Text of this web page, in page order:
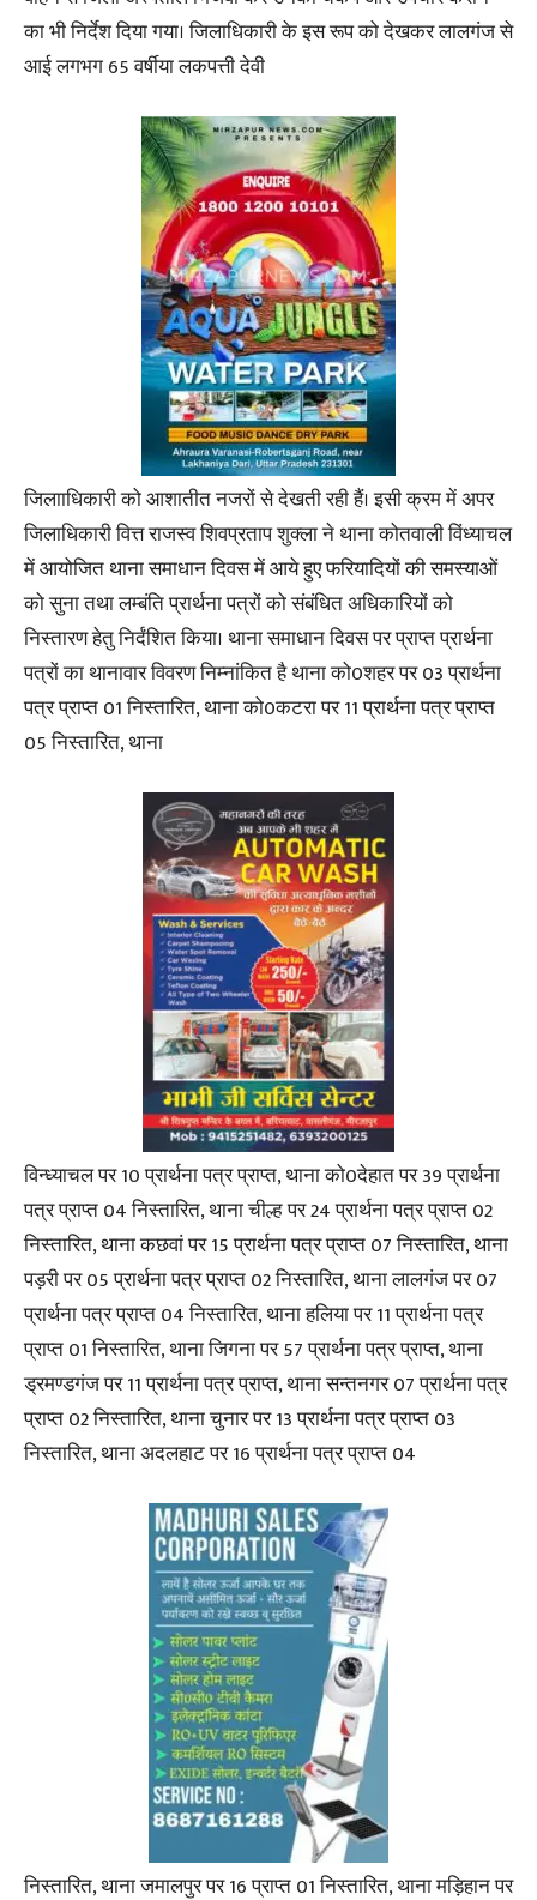
का भी निर्देश दिया गया। जिलाधिकारी के इस रूप को देखकर लालगंज से
आई लगभग 65 वर्षीया लकपत्ती देवी
जिलााधिकारी को आशातीत नजरों से देखती रही हैं। इसी क्रम में अपर
जिलाधिकारी वित्त राजस्व शिवप्रताप शुक्ला ने थाना कोतवाली विंध्याचल
में आयोजित थाना समाधान दिवस में आये हुए फरियादियों की समस्याओं
को सुना तथा लम्बंति प्रार्थना पत्रों को संबंधित अधिकारियों को
निस्तारण हेतु निर्दंशित किया। थाना समाधान दिवस पर प्राप्त प्रार्थना
पत्रों का थानावार विवरण निम्नांकित है थाना को0शहर पर 03 प्रार्थना
पत्र प्राप्त 01 निस्तारित, थाना को0कटरा पर 11 प्रार्थना पत्र प्राप्त
05 निस्तारित, थाना
विन्ध्याचल पर 10 प्रार्थना पत्र प्राप्त, थाना को0देहात पर 39 प्रार्थना
पत्र प्राप्त 04 निस्तारित, थाना चील्ह पर 24 प्रार्थना पत्र प्राप्त 02
निस्तारित, थाना कछवां पर 15 प्रार्थना पत्र प्राप्त 07 निस्तारित, थाना
पड़री पर 05 प्रार्थना पत्र प्राप्त 02 निस्तारित, थाना लालगंज पर 07
प्रार्थना पत्र प्राप्त 04 निस्तारित, थाना हलिया पर 11 प्रार्थना पत्र
प्राप्त 01 निस्तारित, थाना जिगना पर 57 प्रार्थना पत्र प्राप्त, थाना
ड्रमण्डगंज पर 11 प्रार्थना पत्र प्राप्त, थाना सन्तनगर 07 प्रार्थना पत्र
प्राप्त 02 निस्तारित, थाना चुनार पर 13 प्रार्थना पत्र प्राप्त 03
निस्तारित, थाना अदलहाट पर 16 प्रार्थना पत्र प्राप्त 04
निस्तारित, थाना जमालपुर पर 16 प्राप्त 01 निस्तारित, थाना मड़िहान पर